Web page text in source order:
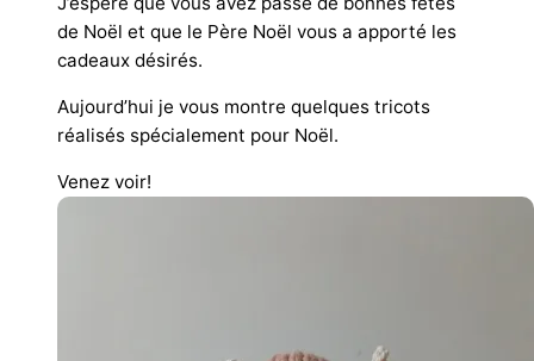
de Noël et que le Père Noël vous a apporté les
cadeaux désirés.
Aujourd’hui je vous montre quelques tricots
réalisés spécialement pour Noël.
Venez voir!